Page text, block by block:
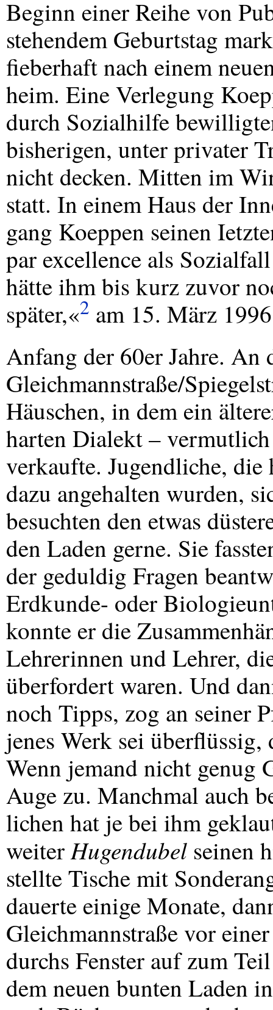
Beginn einer Reihe von
stehendem Geburtstag
fieberhaft nach einem
heim. Eine Verlegung
durch Sozialhilfe
bisherigen, unter privater
nicht decken. Mitten im
statt. In einem Haus der
gang Koeppen seinen
par excellence als
hätte ihm bis kurz zuvor
später,«2 am 15. März
Anfang der 60er Jahre. An
Gleichmannstraße/
Häuschen, in dem ein
harten Dialekt –
verkaufte. Jugendliche,
dazu angehalten wurden,
besuchten den etwas
den Laden gerne. Sie
der geduldig Fragen
Erdkunde- oder
konnte er die
Lehrerinnen und Lehrer,
überfordert waren. Und
noch Tipps, zog an seiner
jenes Werk sei überflüssig,
Wenn jemand nicht genug
Auge zu. Manchmal auch
lichen hat je bei ihm
weiterHugendubel seinen
stellte Tische mit
dauerte einige Monate,
Gleichmannstraße vor
durchs Fenster auf zum
dem neuen bunten Laden